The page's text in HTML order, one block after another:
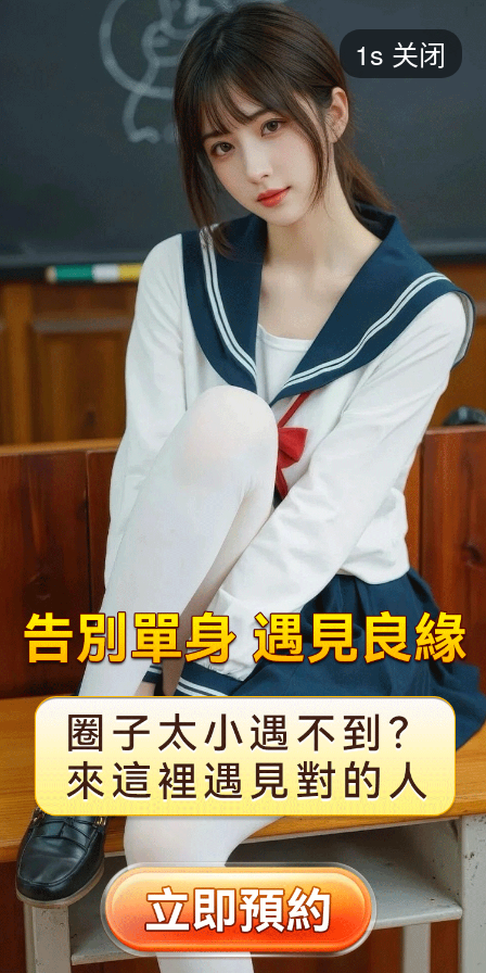
短剧
最热 添加 评分
都市 甜宠 逆袭 玄幻
2025 2024 2023 2022
全部 大陆 香港 台湾 美国 韩国 日本
1s 关闭